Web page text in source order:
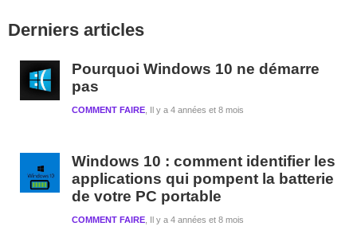
latérale
Derniers articles
Pourquoi Windows 10 ne démarre
pas
Il y a 4 années et 8 mois
COMMENT FAIRE
Windows 10 : comment identifier les
applications qui pompent la batterie
de votre PC portable
Il y a 4 années et 8 mois
COMMENT FAIRE